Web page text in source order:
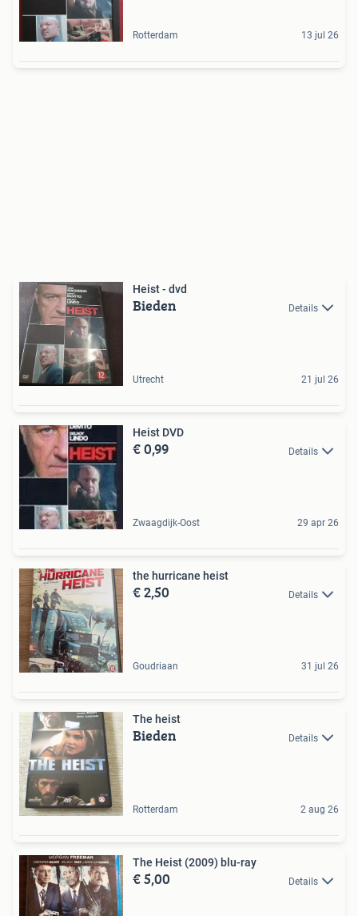
Rotterdam 13 jul 26
Heist - dvd
Bieden Details
Utrecht 21 jul 26
Heist DVD
€ 0,99 Details
Zwaagdijk-Oost 29 apr 26
the hurricane heist
€ 2,50 Details
Goudriaan 31 jul 26
The heist
Bieden Details
Rotterdam 2 aug 26
The Heist (2009) blu-ray
€ 5,00 Details